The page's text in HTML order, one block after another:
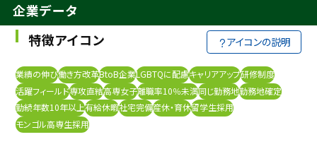
高専プラスセミナー
高専生コミュニティ
めもらす
本科5年生・専攻科2年生向け 採用継続中の企業特集
企業データ
特徴アイコン
アイコンの説明
業績の伸び働き方改革BtoB企業LGBTQに配慮キャリアアップ研修制度
活躍フィールド専攻直結高専女子離職率10％未満同じ勤務地勤務地確定
勤続年数10年以上有給休暇社宅完備産休・育休留学生採用
モンゴル高専生採用